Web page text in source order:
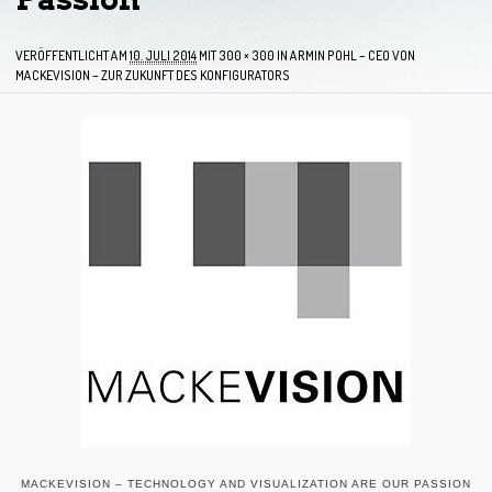
VERÖFFENTLICHT AM 10. JULI 2014 MIT300 × 300 IN ARMIN POHL – CEO VON
MACKEVISION – ZUR ZUKUNFT DES KONFIGURATORS
MACKEVISION – TECHNOLOGY AND VISUALIZATION ARE OUR PASSION